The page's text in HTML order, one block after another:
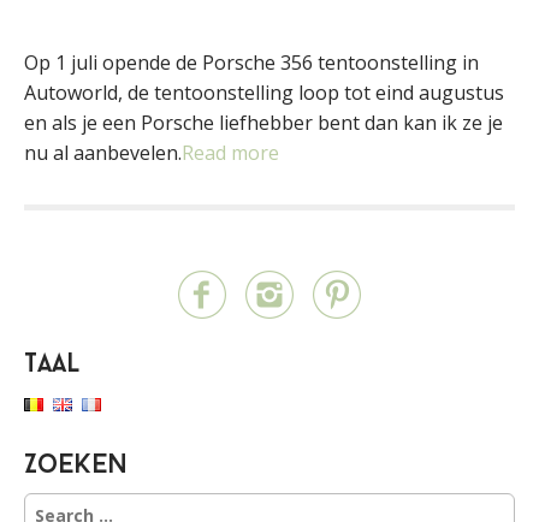
Op 1 juli opende de Porsche 356 tentoonstelling in
Autoworld, de tentoonstelling loop tot eind augustus
en als je een Porsche liefhebber bent dan kan ik ze je
nu al aanbevelen.Read more
Taal
Zoeken
S